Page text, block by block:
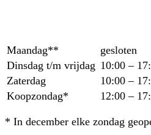
Maandag**
gesloten
Dinsdag t/m vrijdag 10:00 –
Zaterdag
10:00 –
Koopzondag*
12:00 –
* In december elke zondag